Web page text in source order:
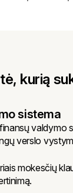
kurią
sistema
valdymo
verslo
mokesčių